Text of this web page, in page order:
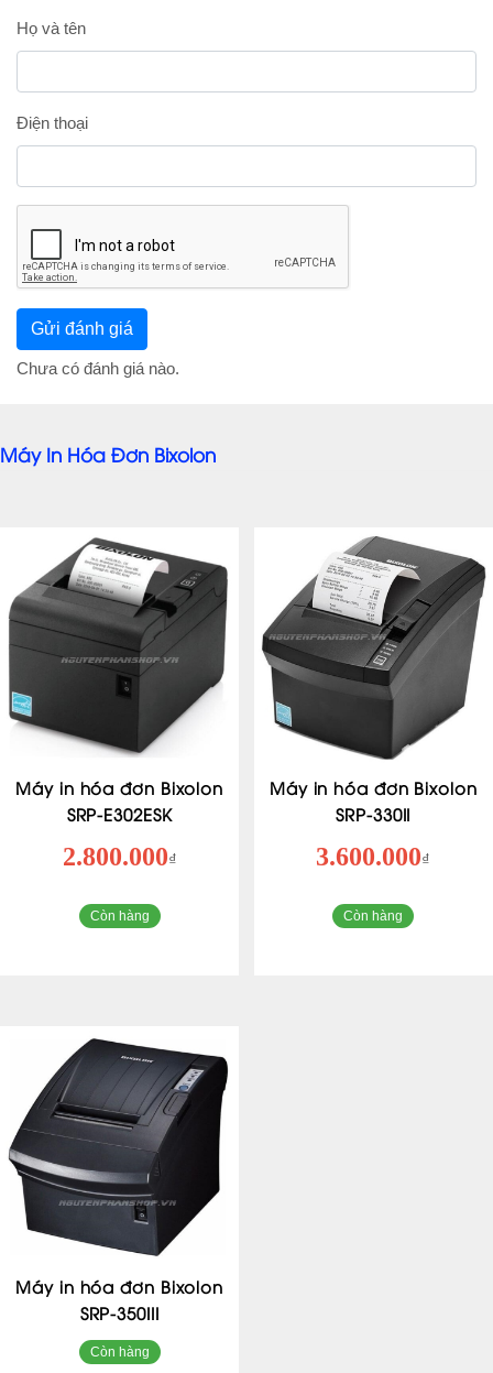
Họ và tên
Điện thoại
Chưa có đánh giá nào.
Máy In Hóa Đơn Bixolon
Máy in hóa đơn Bixolon
SRP-E302ESK
2.800.000₫
Còn hàng
Máy in hóa đơn Bixolon
SRP-330II
3.600.000₫
Còn hàng
Máy in hóa đơn Bixolon
SRP-350III
Còn hàng